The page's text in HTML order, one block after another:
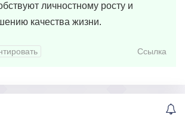
личностному росту и
качества жизни.
Ссылка